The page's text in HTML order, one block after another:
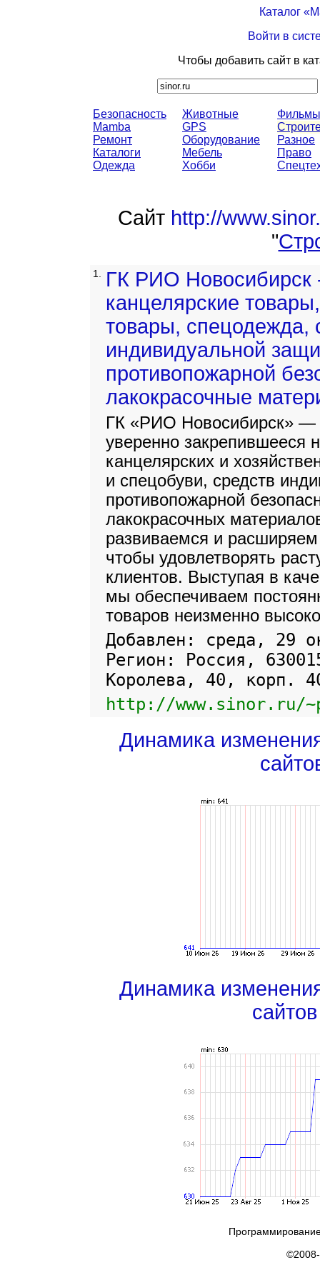
Каталог
Войти в
Чтобы добавить сайт в
Безопасность
Mamba
Ремонт
Каталоги
Одежда
Животные
GPS
Оборудование
Мебель
Хобби
Фильмы
Разное
Право
Сайт http://
"
1.
ГК РИО Новосибирск
канцелярские
товары, спецодежда,
индивидуальной
противопожарной
лакокрасочные
ГК «РИО Новосибирск» —
уверенно закрепившееся
канцелярских и
и спецобуви, средств
противопожарной
лакокрасочных
развиваемся и
чтобы удовлетворять
клиентов. Выступая в
мы обеспечиваем
товаров неизменно
Добавлен: среда, 29
Регион: Россия,
Королева, 40, корп.
http://www.sinor.ru/
Динамика
Динамика
сайтов